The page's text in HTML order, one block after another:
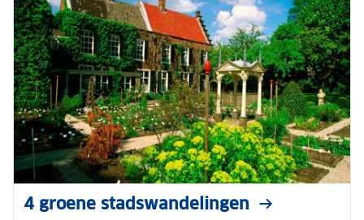
4 groene stadswandelingen